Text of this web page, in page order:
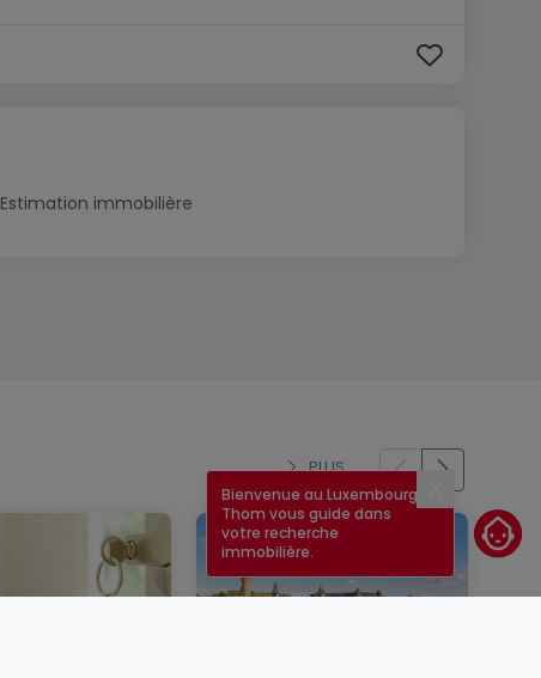
Estimation immobilière
PLUS
Fermer
Bienvenue au Luxembourg !
Thom vous guide dans
votre recherche
immobilière.